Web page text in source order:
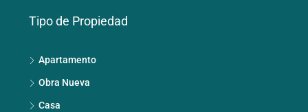
Tipo de Propiedad
Apartamento
Obra Nueva
Casa